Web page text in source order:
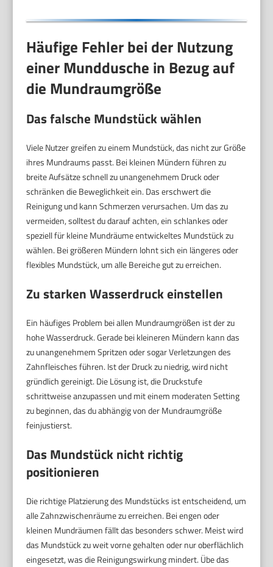
Häufige Fehler bei der Nutzung
einer Munddusche in Bezug auf
die Mundraumgröße
Das falsche Mundstück wählen
Viele Nutzer greifen zu einem Mundstück, das nicht zur Größe
ihres Mundraums passt. Bei kleinen Mündern führen zu
breite Aufsätze schnell zu unangenehmem Druck oder
schränken die Beweglichkeit ein. Das erschwert die
Reinigung und kann Schmerzen verursachen. Um das zu
vermeiden, solltest du darauf achten, ein schlankes oder
speziell für kleine Mundräume entwickeltes Mundstück zu
wählen. Bei größeren Mündern lohnt sich ein längeres oder
flexibles Mundstück, um alle Bereiche gut zu erreichen.
Zu starken Wasserdruck einstellen
Ein häufiges Problem bei allen Mundraumgrößen ist der zu
hohe Wasserdruck. Gerade bei kleineren Mündern kann das
zu unangenehmem Spritzen oder sogar Verletzungen des
Zahnfleisches führen. Ist der Druck zu niedrig, wird nicht
gründlich gereinigt. Die Lösung ist, die Druckstufe
schrittweise anzupassen und mit einem moderaten Setting
zu beginnen, das du abhängig von der Mundraumgröße
feinjustierst.
Das Mundstück nicht richtig
positionieren
Die richtige Platzierung des Mundstücks ist entscheidend, um
alle Zahnzwischenräume zu erreichen. Bei engen oder
kleinen Mundräumen fällt das besonders schwer. Meist wird
das Mundstück zu weit vorne gehalten oder nur oberflächlich
eingesetzt, was die Reinigungswirkung mindert. Übe das